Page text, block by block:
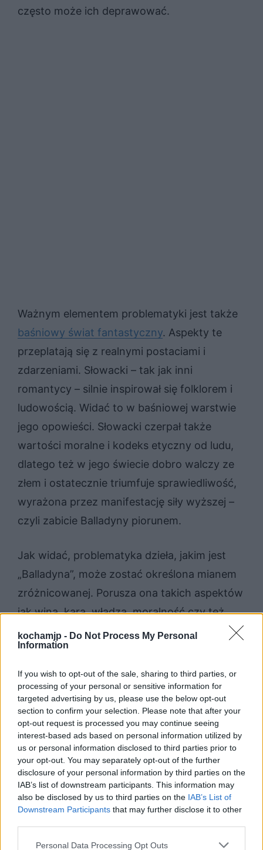
kochamjp - Do Not Process My Personal
Information
If you wish to opt-out of the sale, sharing to third parties, or
processing of your personal or sensitive information for
targeted advertising by us, please use the below opt-out
section to confirm your selection. Please note that after your
opt-out request is processed you may continue seeing
interest-based ads based on personal information utilized by
us or personal information disclosed to third parties prior to
your opt-out. You may separately opt-out of the further
disclosure of your personal information by third parties on the
IAB’s list of downstream participants. This information may
also be disclosed by us to third parties on the IAB’s List of
Downstream Participants that may further disclose it to other
Personal Data Processing Opt Outs
często może ich deprawować.
Ważnym elementem problematyki jest także
baśniowy świat fantastyczny. Aspekty te
przeplatają się z realnymi postaciami i
zdarzeniami. Słowacki – tak jak inni
romantycy – silnie inspirował się folklorem i
ludowością. Widać to w baśniowej warstwie
jego opowieści. Słowacki czerpał także
wartości moralne i kodeks etyczny od ludu,
dlatego też w jego świecie dobro walczy ze
złem i ostatecznie triumfuje sprawiedliwość,
wyrażona przez manifestację siły wyższej –
czyli zabicie Balladyny piorunem.
Jak widać, problematyka dzieła, jakim jest
„Balladyna”, może zostać określona mianem
zróżnicowanej. Porusza ona takich aspektów
jak wina, kara, władza, moralność czy też
nawet baśniowość świata przedstawionego.
Wszystkie te elementy razem skupiają się
przede wszystkim w głównym wątku, którym
jest tutajhistoria Balladyny. Wszystko to z
kolei zostało opowiedziane zgodnie z
wyznacznikami, jakie obowiązywały artystów
w czasach epoki romantyzmu.
Sprawdź także:
Balladyna – motywy literackie
Mat­ka jako po­stać tra­gicz­na. Omów